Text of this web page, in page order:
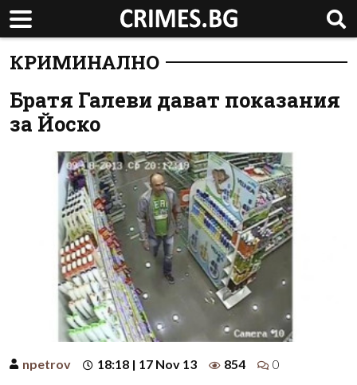
КРИМИНАЛНО
Братя Галеви дават показания
за Йоско
npetrov 18:18 | 17 Nov 13 854 0